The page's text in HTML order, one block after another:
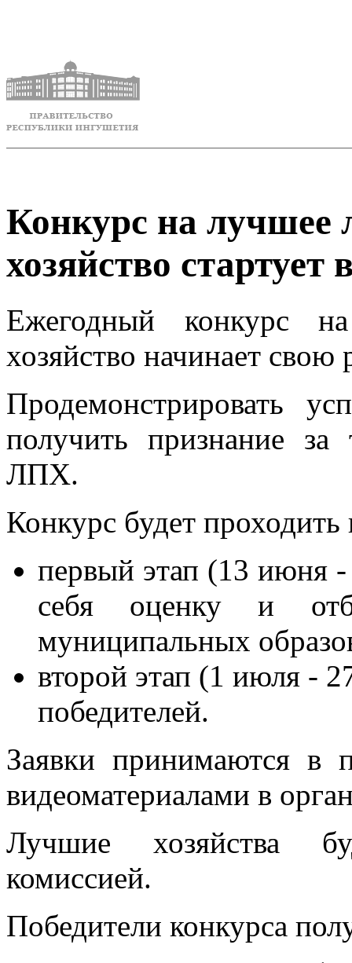
Конкурс на лучшее
хозяйство
Ежегодный конкурс
хозяйство начинает
Продемонстрировать
получить признание
ЛПХ.
Конкурс будет проходить
первый этап (13 июня
себя оценку и
муниципальных
второй этап (1 июля -
победителей.
Заявки принимаются в
видеоматериалами в
Лучшие хозяйства
комиссией.
Победители конкурса